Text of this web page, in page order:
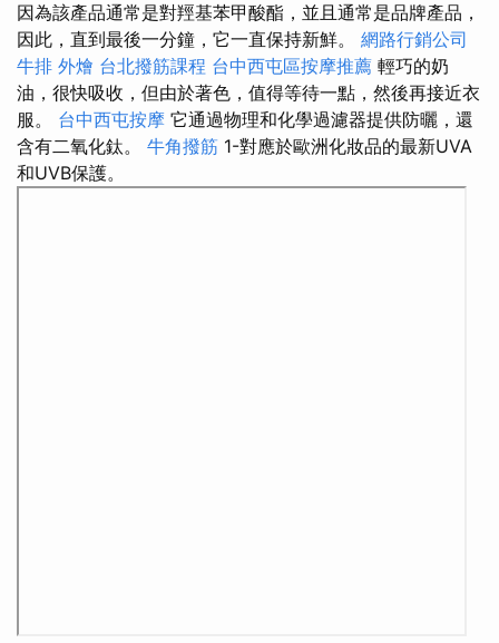
因為該產品通常是對羥基苯甲酸酯，並且通常是品牌產品，
因此，直到最後一分鐘，它一直保持新鮮。 網路行銷公司
牛排 外燴 台北撥筋課程 台中西屯區按摩推薦 輕巧的奶
油，很快吸收，但由於著色，值得等待一點，然後再接近衣
服。 台中西屯按摩 它通過物理和化學過濾器提供防曬，還
含有二氧化鈦。 牛角撥筋 1-對應於歐洲化妝品的最新UVA
和UVB保護。